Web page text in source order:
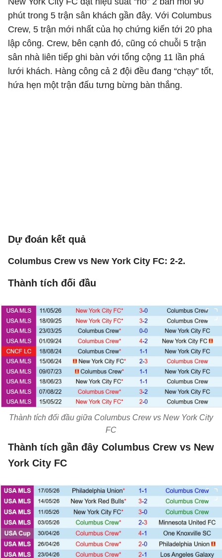
phút trong 5 trận sân khách gần đây. Với Columbus
Crew, 5 trận mới nhất của họ chứng kiến tới 20 pha
lập công. Crew, bên cạnh đó, cũng có chuỗi 5 trận
sân nhà liên tiếp ghi bàn với tổng cộng 11 lần phá
lưới khách. Hàng công cả 2 đội đều đang “chạy” tốt,
hứa hẹn một trận đấu tưng bừng bàn thắng.
Dự đoán kết quả
Columbus Crew vs New York City FC: 2-2.
Thành tích đối đầu
Thành tích đối đầu giữa Columbus Crew vs New York City
FC
Thành tích gần đây Columbus Crew vs New
York City FC